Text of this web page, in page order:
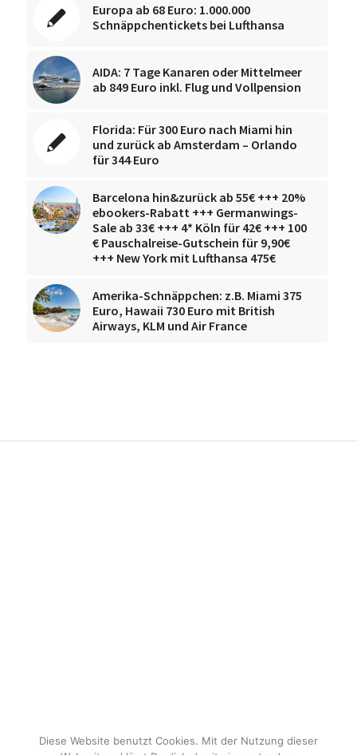
Europa ab 68 Euro: 1.000.000
Schnäppchentickets bei Lufthansa
AIDA: 7 Tage Kanaren oder Mittelmeer
ab 849 Euro inkl. Flug und Vollpension
Florida: Für 300 Euro nach Miami hin
und zurück ab Amsterdam – Orlando
für 344 Euro
Barcelona hin&zurück ab 55€ +++ 20%
ebookers-Rabatt +++ Germanwings-
Sale ab 33€ +++ 4* Köln für 42€ +++ 100
€ Pauschalreise-Gutschein für 9,90€
+++ New York mit Lufthansa 475€
Amerika-Schnäppchen: z.B. Miami 375
Euro, Hawaii 730 Euro mit British
Airways, KLM und Air France
Diese Website benutzt Cookies. Mit der Nutzung dieser